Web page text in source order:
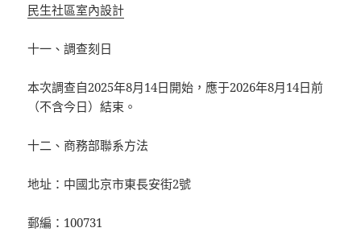
民生社區室內設計
十一、調查刻日
本次調查自2025年8月14日開始，應于2026年8月14日前
（不含今日）結束。
十二、商務部聯系方法
地址：中國北京市東長安街2號
郵編：100731